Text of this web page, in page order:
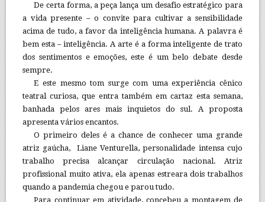
De certa forma, a peça lança um desafio estratégico para
a vida presente – o convite para cultivar a sensibilidade
acima de tudo, a favor da inteligência humana. A palavra é
bem esta – inteligência. A arte é a forma inteligente de trato
dos sentimentos e emoções, este é um belo debate desde
sempre.
E este mesmo tom surge com uma experiência cênico
teatral curiosa, que entra também em cartaz esta semana,
banhada pelos ares mais inquietos do sul. A proposta
apresenta vários encantos.
O primeiro deles é a chance de conhecer uma grande
atriz gaúcha, Liane Venturella, personalidade intensa cujo
trabalho precisa alcançar circulação nacional. Atriz
profissional muito ativa, ela apenas estreara dois trabalhos
quando a pandemia chegou e parou tudo.
Para continuar em atividade, concebeu a montagem de